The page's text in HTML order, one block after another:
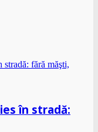
în stradă: